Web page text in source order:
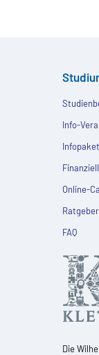
Info-
Online-
Ratgeber
FAQ
Die